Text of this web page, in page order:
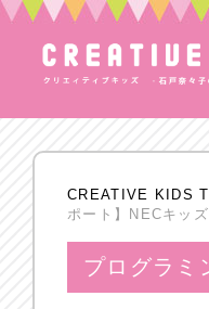
CREATIVE KIDS
ポート】NECキッ
プログラミ